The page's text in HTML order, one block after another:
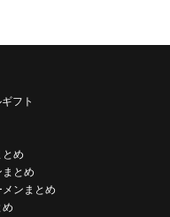
フト
とめ
まとめ
メンまとめ
め